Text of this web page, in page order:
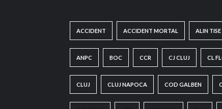
ACCIDENT ACCIDENT MORTAL ALIN TISE
ANPC BOC CCR CJ CLUJ CL
CLUJ CLUJ NAPOCA COD GALBEN